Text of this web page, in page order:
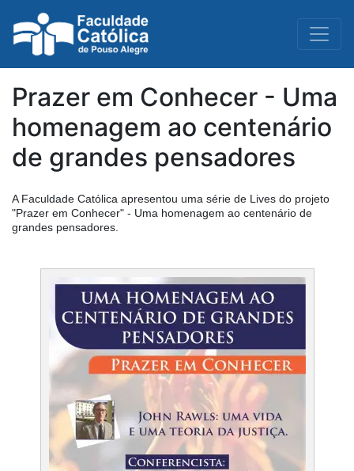
Prazer em Conhecer - Uma
homenagem ao centenário
de grandes pensadores
A Faculdade Católica apresentou uma série de Lives do projeto
"Prazer em Conhecer" - Uma homenagem ao centenário de
grandes pensadores.